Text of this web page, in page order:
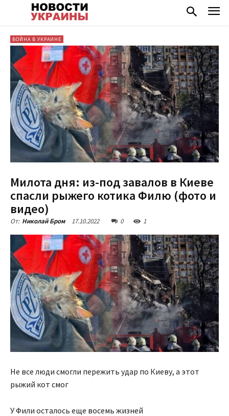
ВОЙНА В УКРАИНЕ
Милота дня: из-под завалов в Киеве
спасли рыжего котика Филю (фото и
видео)
От: Николай Бром 17.10.2022 0 1
Не все люди смогли пережить удар по Киеву, а этот
рыжий кот смог
У Фили осталось еще восемь жизней